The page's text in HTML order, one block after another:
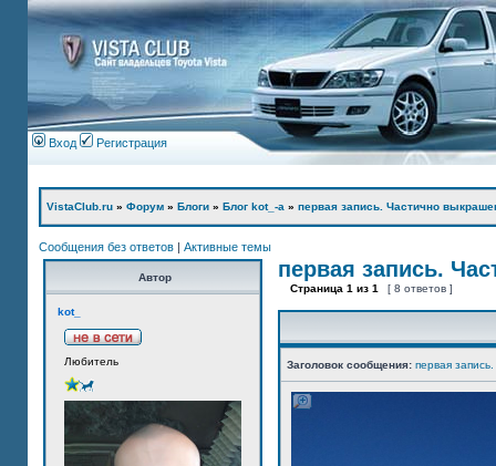
Вход Регистрация
VistaClub.ru » Форум » Блоги » Блог kot_-а » первая запись. Частично
Сообщения без ответов | Активные темы
Автор
kot_
Любитель
первая запись.
Страница 1 из 1 [ 8 ответов ]
Заголовок сообщения: первая